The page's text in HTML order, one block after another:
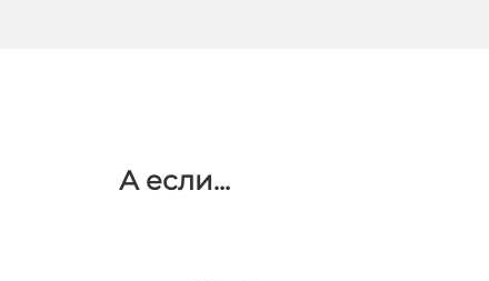
А если...